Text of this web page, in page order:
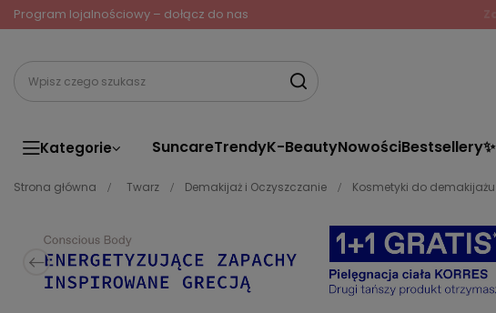
Program lojalnościowy – dołącz do nas
Kategorie SuncareTrendyK-BeautyNowościBestsellery✨
Strona główna Twarz Demakijaż i Oczyszczanie Kosmetyki do demakijażu